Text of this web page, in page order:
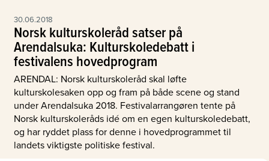
30.06.2018
Norsk kulturskoleråd satser på
Arendalsuka: Kulturskoledebatt i
festivalens hovedprogram
ARENDAL: Norsk kulturskoleråd skal løfte
kulturskolesaken opp og fram på både scene og stand
under Arendalsuka 2018. Festivalarrangøren tente på
Norsk kulturskoleråds idé om en egen kulturskoledebatt,
og har ryddet plass for denne i hovedprogrammet til
landets viktigste politiske festival.